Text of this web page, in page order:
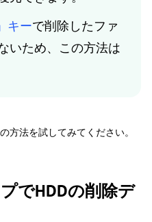
キーで削除したファ
いため、この方法は
方法を試してみてください。
でHDDの削除デ